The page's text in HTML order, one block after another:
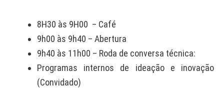
​8H30 às 9H00 – Café
​9h00 às 9h40 – Abertura
​9h40 às 11h00 – Roda de conversa técnica:
​Programas internos de ideação e inovação
(Convidado)